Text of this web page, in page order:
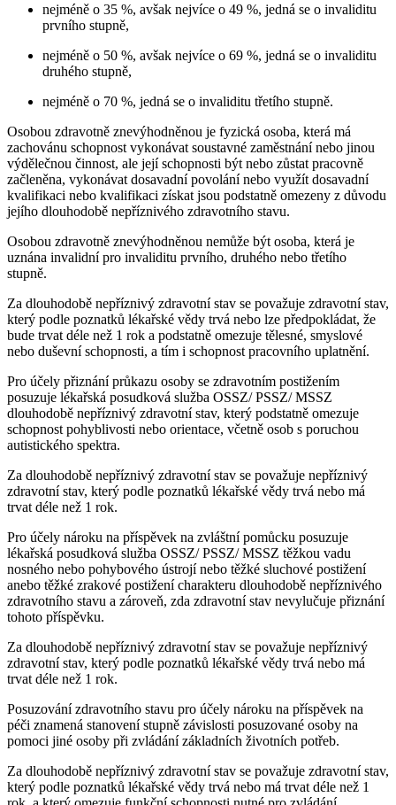
nejméně o 35 %, avšak nejvíce o 49 %, jedná se o invaliditu
prvního stupně,
nejméně o 50 %, avšak nejvíce o 69 %, jedná se o invaliditu
druhého stupně,
nejméně o 70 %, jedná se o invaliditu třetího stupně.
Osobou zdravotně znevýhodněnou je fyzická osoba, která má
zachovánu schopnost vykonávat soustavné zaměstnání nebo jinou
výdělečnou činnost, ale její schopnosti být nebo zůstat pracovně
začleněna, vykonávat dosavadní povolání nebo využít dosavadní
kvalifikaci nebo kvalifikaci získat jsou podstatně omezeny z důvodu
jejího dlouhodobě nepříznivého zdravotního stavu.
Osobou zdravotně znevýhodněnou nemůže být osoba, která je
uznána invalidní pro invaliditu prvního, druhého nebo třetího
stupně.
Za dlouhodobě nepříznivý zdravotní stav se považuje zdravotní stav,
který podle poznatků lékařské vědy trvá nebo lze předpokládat, že
bude trvat déle než 1 rok a podstatně omezuje tělesné, smyslové
nebo duševní schopnosti, a tím i schopnost pracovního uplatnění.
Pro účely přiznání průkazu osoby se zdravotním postižením
posuzuje lékařská posudková služba OSSZ/ PSSZ/ MSSZ
dlouhodobě nepříznivý zdravotní stav, který podstatně omezuje
schopnost pohyblivosti nebo orientace, včetně osob s poruchou
autistického spektra.
Za dlouhodobě nepříznivý zdravotní stav se považuje nepříznivý
zdravotní stav, který podle poznatků lékařské vědy trvá nebo má
trvat déle než 1 rok.
Pro účely nároku na příspěvek na zvláštní pomůcku posuzuje
lékařská posudková služba OSSZ/ PSSZ/ MSSZ těžkou vadu
nosného nebo pohybového ústrojí nebo těžké sluchové postižení
anebo těžké zrakové postižení charakteru dlouhodobě nepříznivého
zdravotního stavu a zároveň, zda zdravotní stav nevylučuje přiznání
tohoto příspěvku.
Za dlouhodobě nepříznivý zdravotní stav se považuje nepříznivý
zdravotní stav, který podle poznatků lékařské vědy trvá nebo má
trvat déle než 1 rok.
Posuzování zdravotního stavu pro účely nároku na příspěvek na
péči znamená stanovení stupně závislosti posuzované osoby na
pomoci jiné osoby při zvládání základních životních potřeb.
Za dlouhodobě nepříznivý zdravotní stav se považuje zdravotní stav,
který podle poznatků lékařské vědy trvá nebo má trvat déle než 1